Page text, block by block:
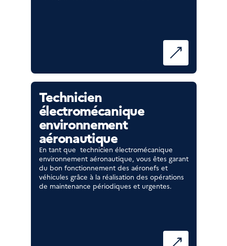
Technicien
électromécanique
environnement
aéronautique
En tant que technicien électromécanique
environnement aéronautique, vous êtes garant
du bon fonctionnement des aéronefs et
véhicules grâce à la réalisation des opérations
de maintenance périodiques et urgentes.